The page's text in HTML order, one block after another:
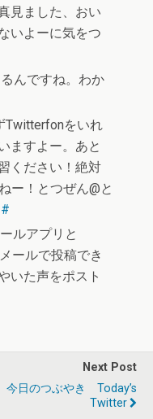
見ました、おい
いよーに気をつ
んですね。わか
Twitterfonをいれ
ますよー。あと
ください！絶対
ー！とつぜん@と
#
ルアプリと
ールで投稿でき
いた声をポスト
Next Post
今日のつぶやき Today’s
Twitter